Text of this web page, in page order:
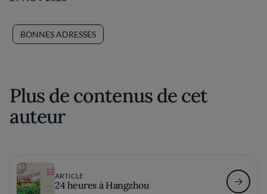
BONNES ADRESSES
Plus de contenus de cet
auteur
ARTICLE
24 heures à Hangzhou